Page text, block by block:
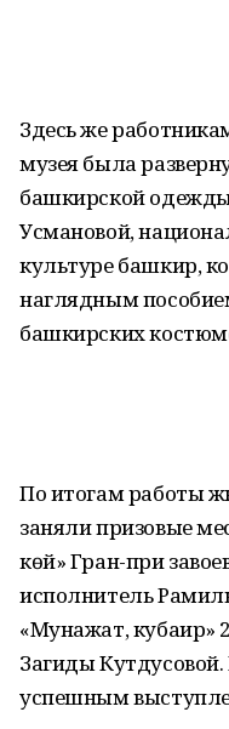
Здесь же
музея была
башкирской
Усмановой,
культуре башкир,
наглядным
башкирских
По итогам работы
заняли призовые
көй» Гран-при
исполнитель
«Мунажат, кубаир»
Загиды
успешным